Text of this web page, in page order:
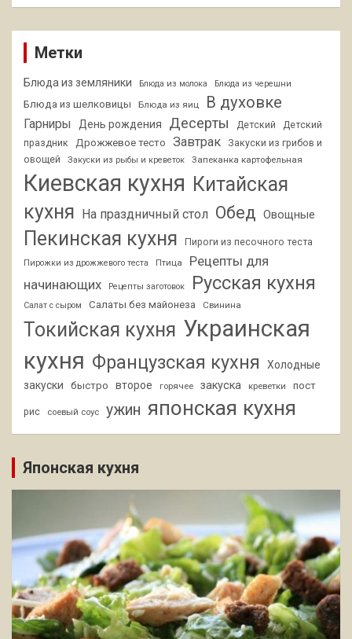
Метки
Блюда из земляники Блюда из молока Блюда из черешни
Блюда из шелковицы Блюда из яиц В духовке
Гарниры День рождения Десерты Детский
Детский
праздник
Дрожжевое тесто Завтрак
Закуски из грибов и
овощей
Закуски из рыбы и креветок Запеканка картофельная
Киевская кухня Китайская
кухня На праздничный стол Обед Овощные
Пекинская кухня Пироги из песочного теста
Пирожки из дрожжевого теста Птица
Рецепты для
начинающих
Рецепты заготовок Русская кухня
Салат с сыром Салаты без майонеза Свинина
Токийская кухня Украинская
кухня Французская кухня
Холодные
закуски
быстро второе горячее закуска креветки пост
рис соевый соус ужин японская кухня
Японская кухня